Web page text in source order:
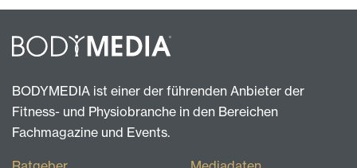
BODYMEDIA ist einer der führenden Anbieter der
Fitness- und Physiobranche in den Bereichen
Fachmagazine und Events.